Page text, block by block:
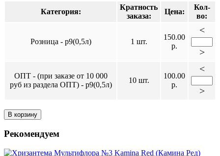
Категория:
Кратность
заказа:
Цена:
Кол-
во:
Розница - р9(0,5л) 1 шт.
150.00
р.
<
>
ОПТ - (при заказе от 10 000
руб из раздела ОПТ) - р9(0,5л)
10 шт.
100.00
р.
<
>
В корзину
Рекомендуем